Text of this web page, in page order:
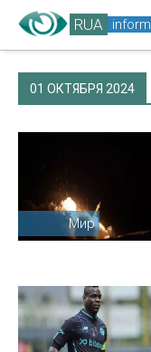
RUA inform
01 ОКТЯБРЯ 2024
Мир